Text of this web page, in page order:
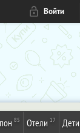
Войти
85 Отели 17 Дети